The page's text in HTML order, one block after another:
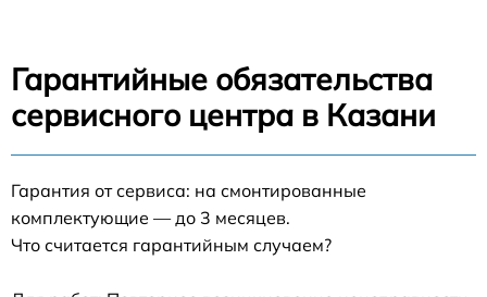
Гарантийные обязательства
сервисного центра в Казани
Гарантия от сервиса: на смонтированные
комплектующие — до 3 месяцев.
Что считается гарантийным случаем?